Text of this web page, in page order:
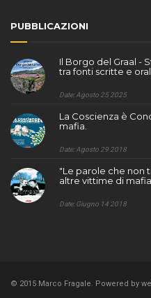
PUBBLICAZIONI
Il Borgo del Graal -
tra fonti scritte e
Date: Agosto 25 2025
La Coscienza è
mafia.
Date: Agosto 29 2018
"Le parole che non
altre vittime di mafia
Date: Giugno 14 2018
© 2015 Marco Fragale. Powered by